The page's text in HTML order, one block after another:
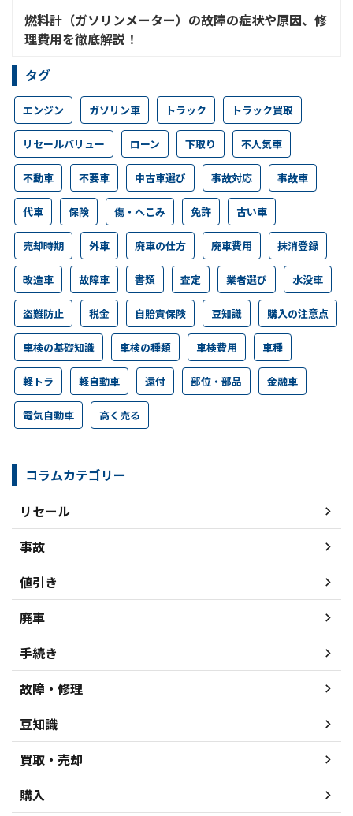
燃料計（ガソリンメーター）の故障の症状や原因、修
理費用を徹底解説！
タグ
エンジン ガソリン車 トラック トラック買取
リセールバリュー ローン 下取り 不人気車
不動車 不要車 中古車選び 事故対応 事故車
代車 保険 傷・へこみ 免許 古い車
売却時期 外車 廃車の仕方 廃車費用 抹消登録
改造車 故障車 書類 査定 業者選び 水没車
盗難防止 税金 自賠責保険 豆知識 購入の注意点
車検の基礎知識 車検の種類 車検費用 車種
軽トラ 軽自動車 還付 部位・部品 金融車
電気自動車 高く売る
コラムカテゴリー
リセール
事故
値引き
廃車
手続き
故障・修理
豆知識
買取・売却
購入